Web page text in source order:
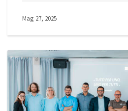
Mag 27, 2025